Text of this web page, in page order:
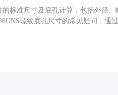
的标准尺寸及底孔计算，包括外径
螺纹底孔尺寸的常见疑问，